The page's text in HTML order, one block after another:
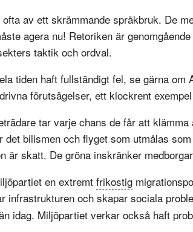
av ett skrämmande språkbruk. De
agera nu! Retoriken är
taktik och ordval.
tiden haft fullständigt fel, se gärna om
förutsägelser, ett klockrent
tar varje chans de får att
det bilismen och flyget som utmålas
är skatt. De gröna inskränker
en extremt frikostig
infrastrukturen och skapar sociala
idag. Miljöpartiet verkar också haft